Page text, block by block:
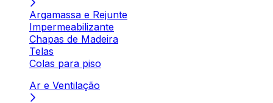
Argamassa e Rejunte
Impermeabilizante
Chapas de Madeira
Telas
Colas para piso
Ar e Ventilação